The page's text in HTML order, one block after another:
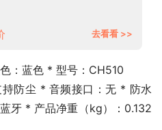
去看看 >>
：蓝色 * 型号：CH510
防尘 * 音频接口：无 * 防水
牙 * 产品净重（kg）：0.132